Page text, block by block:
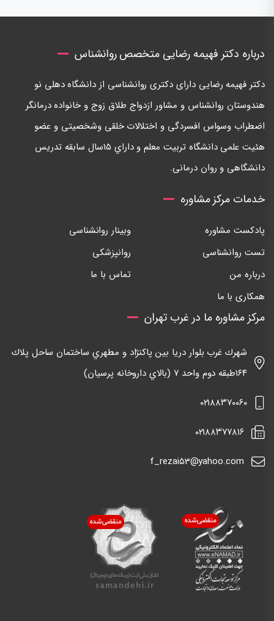
درباره دکتر فهیمه رضایی متخصص روانشناس
دكتر فهيمه رضايی دارای دكتری روانشناسی از دانشگاه دهلی نو
هندوستان روانشناس و مشاور ازدواج طلاق زوج و خانواده درمانگر
اضطراب وسواس افسردگی و اختلالات خلقی وشخصيتی و عضو
هئيت علمی دانشگاه تربيت معلم و داراي ١٥سال سابقه تدريس
دانشگاهی و روان درمانی.
خدمات مرکز مشاوره
پادکست مشاوره
وبینار روانشناسی
تست روانشناسی
روانپزشکی
درباره من
تماس با ما
همکاری با ما
مرکز مشاوره ما در غرب تهران
شهرك غرب بلوار دريا بين پاكنژاد و مطهري ساختمان ساحل پلاك
١٦٤طبقه دوم واحد ٧ (بالاي داروخانه پرسيان)
٠٢١٨٨٣٧٠٠٦٠
٠٢١٨٨٣٧٧٨١٦
f_rezai53@yahoo.com